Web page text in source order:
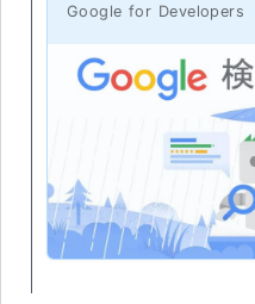
Google for Developers